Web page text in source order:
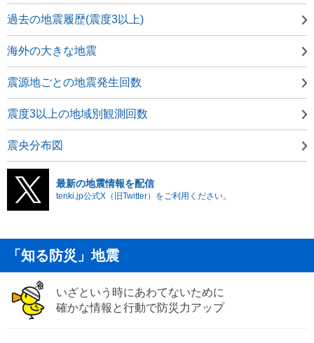
過去の地震履歴(震度3以上)
海外の大きな地震
震源地ごとの地震発生回数
震度3以上の地域別観測回数
震央分布図
最新の地震情報を配信
tenki.jp公式X（旧Twitter）をご利用ください。
「知る防災」地震
いざという時にあわてないために
確かな情報と行動で防災力アップ